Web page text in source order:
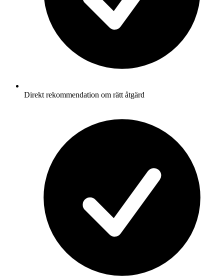
Direkt rekommendation om rätt åtgärd